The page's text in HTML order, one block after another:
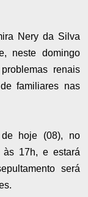
Nery da Silva
neste domingo
renais
familiares nas
hoje (08), no
às 17h, e estará
será